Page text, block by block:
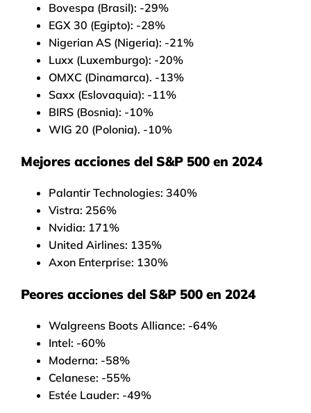
Bovespa (Brasil): -29%
EGX 30 (Egipto): -28%
Nigerian AS (Nigeria): -21%
Luxx (Luxemburgo): -20%
OMXC (Dinamarca). -13%
Saxx (Eslovaquia): -11%
BIRS (Bosnia): -10%
WIG 20 (Polonia). -10%
Mejores acciones del S&P 500 en 2024
Palantir Technologies: 340%
Vistra: 256%
Nvidia: 171%
United Airlines: 135%
Axon Enterprise: 130%
Peores acciones del S&P 500 en 2024
Walgreens Boots Alliance: -64%
Intel: -60%
Moderna: -58%
Celanese: -55%
Estée Lauder: -49%